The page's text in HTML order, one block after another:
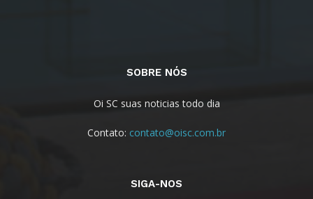
SOBRE NÓS
Oi SC suas noticias todo dia
Contato: contato@oisc.com.br
SIGA-NOS